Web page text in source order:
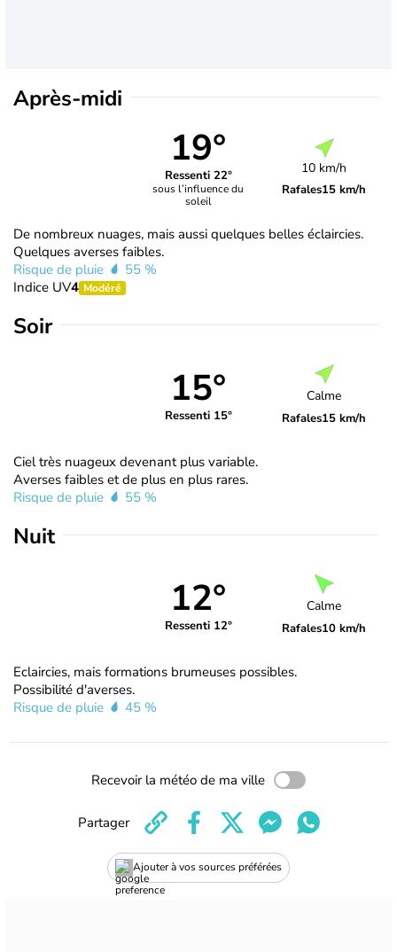
Après-midi
19°
Ressenti 22°
sous l’influence du
soleil
10 km/h
Rafales15 km/h
De nombreux nuages, mais aussi quelques belles éclaircies.
Quelques averses faibles.
Risque de pluie
55 %
Indice UV4 Modéré
Soir
15°
Ressenti 15°
Calme
Rafales15 km/h
Ciel très nuageux devenant plus variable.
Averses faibles et de plus en plus rares.
Risque de pluie
55 %
Nuit
12°
Ressenti 12°
Calme
Rafales10 km/h
Eclaircies, mais formations brumeuses possibles.
Possibilité d'averses.
Risque de pluie
45 %
Recevoir la météo de ma ville
Ajouter à vos sources préférées
Partager